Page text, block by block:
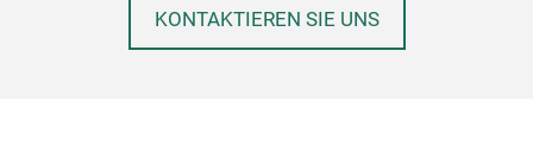
KONTAKTIEREN SIE UNS